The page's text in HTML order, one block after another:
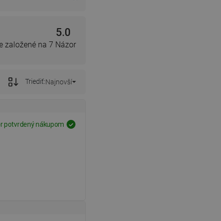
5.0
založené na 7 Názor
Triediť:Najnovší
potvrdený nákupom